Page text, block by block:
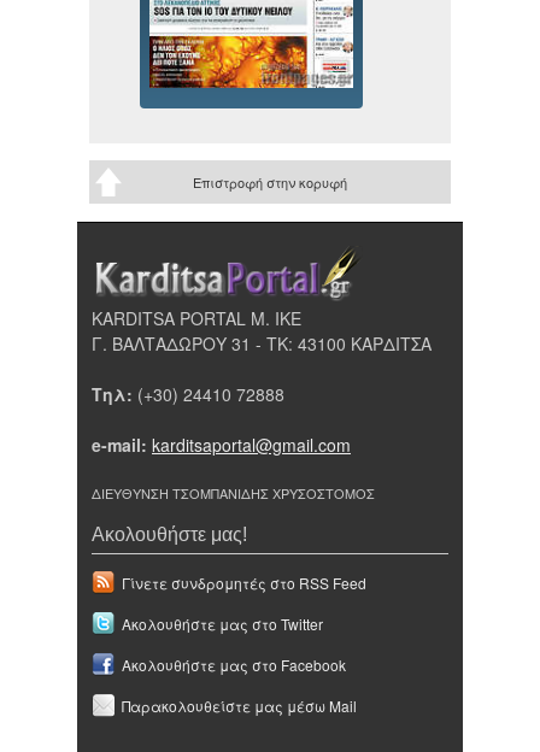
Επιστροφή στην κορυφή
KARDITSA PORTAL Μ. ΙΚΕ
Γ. ΒΑΛΤΑΔΩΡΟΥ 31 - ΤΚ: 43100 ΚΑΡΔΙΤΣΑ
Τηλ: (+30) 24410 72888
e-mail: karditsaportal@gmail.com
ΔΙΕΥΘΥΝΣΗ ΤΣΟΜΠΑΝΙΔΗΣ ΧΡΥΣΟΣΤΟΜΟΣ
Ακολουθήστε μας!
Γίνετε συνδρομητές στο RSS Feed
Ακολουθήστε μας στο Twitter
Ακολουθήστε μας στο Facebook
Παρακολουθείστε μας μέσω Mail